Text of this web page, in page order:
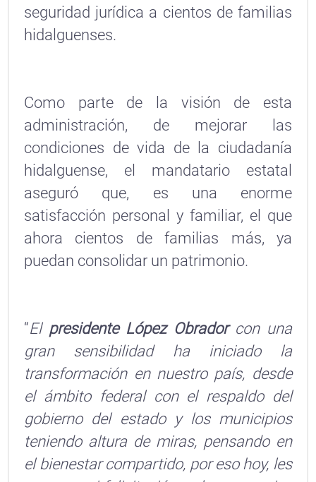
seguridad jurídica a cientos de familias
hidalguenses.
Como parte de la visión de esta
administración, de mejorar las
condiciones de vida de la ciudadanía
hidalguense, el mandatario estatal
aseguró que, es una enorme
satisfacción personal y familiar, el que
ahora cientos de familias más, ya
puedan consolidar un patrimonio.
“El presidente López Obradorcon una
gran sensibilidad ha iniciado la
transformación en nuestro país, desde
el ámbito federal con el respaldo del
gobierno del estado y los municipios
teniendo altura de miras, pensando en
el bienestar compartido, por eso hoy, les